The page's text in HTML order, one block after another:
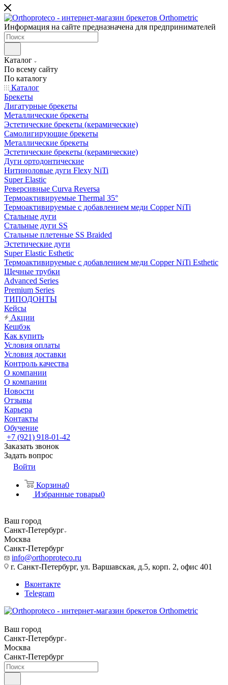
Информация на сайте предназначена для предпринимателей
Каталог
По всему сайту
По каталогу
Каталог
Брекеты
Лигатурные брекеты
Металлические брекеты
Эстетические брекеты (керамические)
Самолигирующие брекеты
Металлические брекеты
Эстетические брекеты (керамические)
Дуги ортодонтические
Нитиноловые дуги Flexy NiTi
Super Elastic
Реверсивные Curva Reversa
Термоактивируемые Thermal 35°
Термоактивируемые с добавлением меди Copper NiTi
Стальные дуги
Стальные дуги SS
Стальные плетеные SS Braided
Эстетические дуги
Super Elastic Esthetic
Термоактивируемые с добавлением меди Copper NiTi Esthetic
Щечные трубки
Advanced Series
Premium Series
ТИПОДОНТЫ
Кейсы
Акции
Кешбэк
Как купить
Условия оплаты
Условия доставки
Контроль качества
О компании
О компании
Новости
Отзывы
Карьера
Контакты
Обучение
+7 (921) 918-01-42
Заказать звонок
Задать вопрос
Войти
Корзина0
Избранные товары0
Ваш город
Санкт-Петербург
Москва
Санкт-Петербург
info@orthoproteco.ru
г. Санкт-Петербург, ул. Варшавская, д.5, корп. 2, офис 401
Вконтакте
Telegram
Ваш город
Санкт-Петербург
Москва
Санкт-Петербург